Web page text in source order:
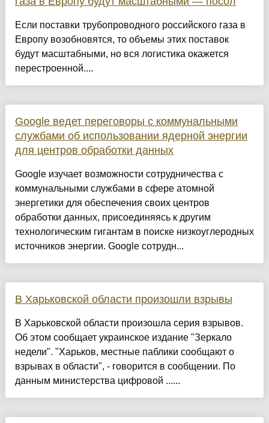
Если поставки трубопроводного российского газа в
Европу возобновятся, то объемы этих поставок
будут масштабными, но вся логистика окажется
перестроенной....
Google ведет переговоры с коммунальными
службами об использовании ядерной энергии
для центров обработки данных
Google изучает возможности сотрудничества с
коммунальными службами в сфере атомной
энергетики для обеспечения своих центров
обработки данных, присоединяясь к другим
технологическим гигантам в поиске низкоуглеродных
источников энергии. Google сотрудн...
В Харьковской области произошли взрывы
В Харьковской области произошла серия взрывов.
Об этом сообщает украинское издание "Зеркало
недели". "Харьков, местные паблики сообщают о
взрывах в области", - говорится в сообщении. По
данным министерства цифровой ......